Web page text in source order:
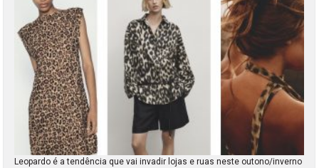
Leopardo é a tendência que vai invadir lojas e ruas neste outono/inverno